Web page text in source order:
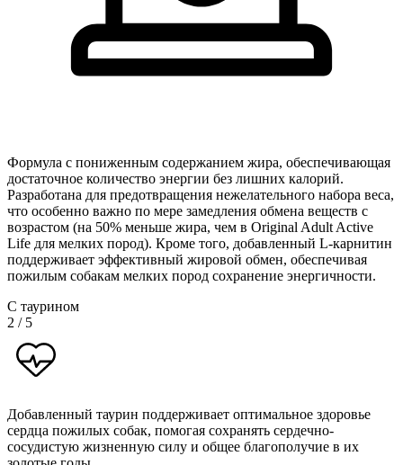
Формула с пониженным содержанием жира, обеспечивающая
достаточное количество энергии без лишних калорий.
Разработана для предотвращения нежелательного набора веса,
что особенно важно по мере замедления обмена веществ с
возрастом (на 50% меньше жира, чем в Original Adult Active
Life для мелких пород). Кроме того, добавленный L-карнитин
поддерживает эффективный жировой обмен, обеспечивая
пожилым собакам мелких пород сохранение энергичности.
С таурином
2 / 5
Добавленный таурин поддерживает оптимальное здоровье
сердца пожилых собак, помогая сохранять сердечно-
сосудистую жизненную силу и общее благополучие в их